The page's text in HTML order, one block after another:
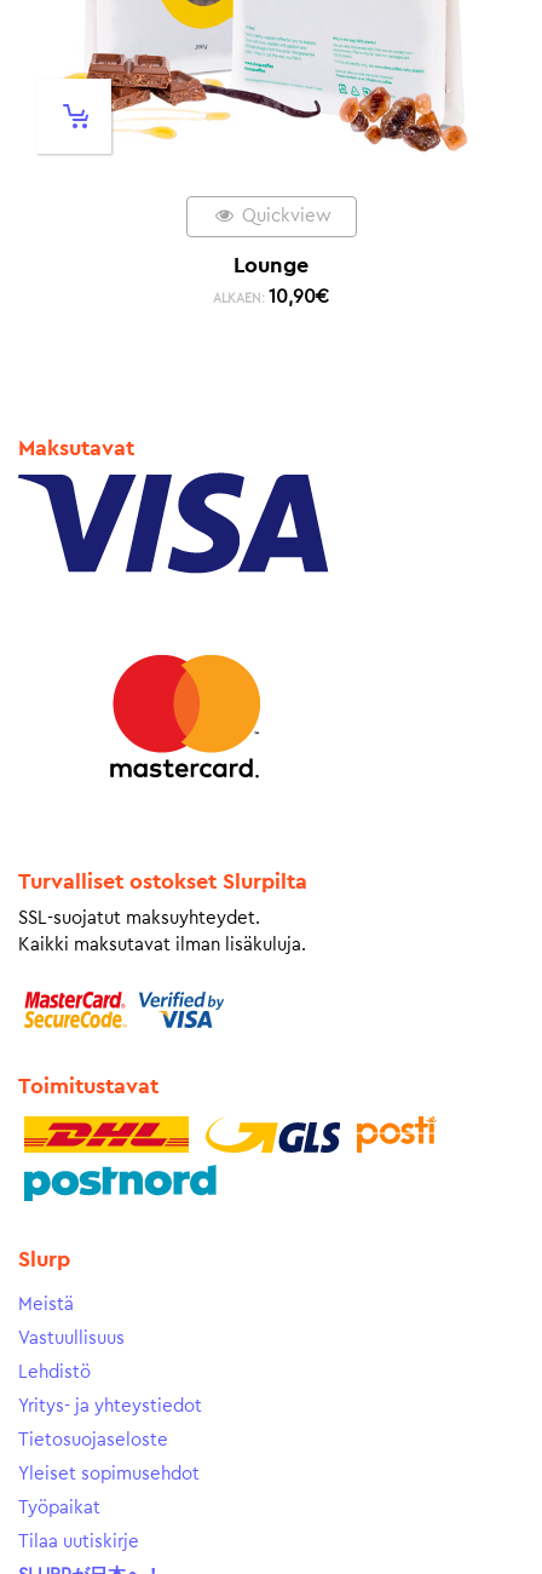
Quickview
Lounge
ALKAEN: 10,90€
Maksutavat
Turvalliset ostokset Slurpilta
SSL-suojatut maksuyhteydet.
Kaikki maksutavat ilman lisäkuluja.
Toimitustavat
Slurp
Meistä
Vastuullisuus
Lehdistö
Yritys- ja yhteystiedot
Tietosuojaseloste
Yleiset sopimusehdot
Työpaikat
Tilaa uutiskirje